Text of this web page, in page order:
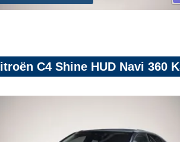
C4 Shine HUD Navi 360